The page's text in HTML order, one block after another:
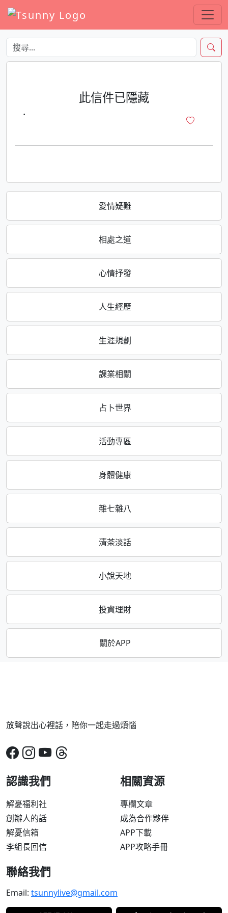
愛情疑難
相處之道
心情抒發
人生經歷
生涯規劃
課業相關
占卜世界
活動專區
身體健康
雜七雜八
清茶淡話
小說天地
投資理財
關於APP
此信件已隱藏
·
放聲說出心裡話，陪你一起走過煩惱
認識我們
解憂福利社
創辦人的話
解憂信箱
李組長回信
相關資源
專欄文章
成為合作夥伴
APP下載
APP攻略手冊
聯絡我們
Email: tsunnylive@gmail.com